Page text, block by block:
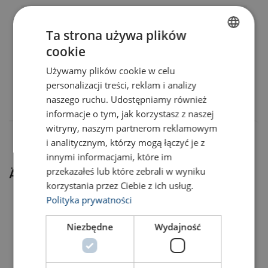
46040017F
46040018F
Sicherheitsbeiwert:
Ähnliche Produkte
ENGLISH TRANSLATION
Ta strona używa plików
cookie
Używamy plików cookie w celu
personalizacji treści, reklam i analizy
naszego ruchu. Udostępniamy również
informacje o tym, jak korzystasz z naszej
witryny, naszym partnerom reklamowym
i analitycznym, którzy mogą łączyć je z
innymi informacjami, które im
przekazałeś lub które zebrali w wyniku
korzystania przez Ciebie z ich usług.
Polityka prywatności
Niezbędne Wydajność